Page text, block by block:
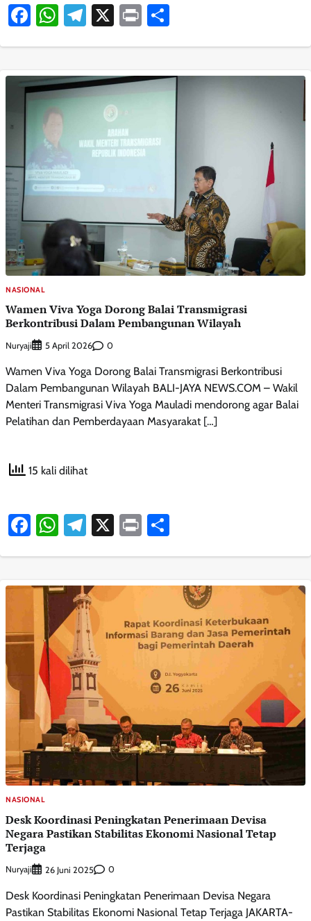
Facebook
WhatsApp
Telegram
X Print
NASIONAL
Wamen Viva Yoga Dorong Balai Transmigrasi
Berkontribusi Dalam Pembangunan Wilayah
Nuryaji 5 April 2026 0
Wamen Viva Yoga Dorong Balai Transmigrasi Berkontribusi
Dalam Pembangunan Wilayah BALI-JAYA NEWS.COM – Wakil
Menteri Transmigrasi Viva Yoga Mauladi mendorong agar Balai
Pelatihan dan Pemberdayaan Masyarakat […]
15 kali dilihat
Facebook
WhatsApp
Telegram
X Print
NASIONAL
Desk Koordinasi Peningkatan Penerimaan Devisa
Negara Pastikan Stabilitas Ekonomi Nasional Tetap
Terjaga
Nuryaji 26 Juni 2025 0
Desk Koordinasi Peningkatan Penerimaan Devisa Negara
Pastikan Stabilitas Ekonomi Nasional Tetap Terjaga JAKARTA-